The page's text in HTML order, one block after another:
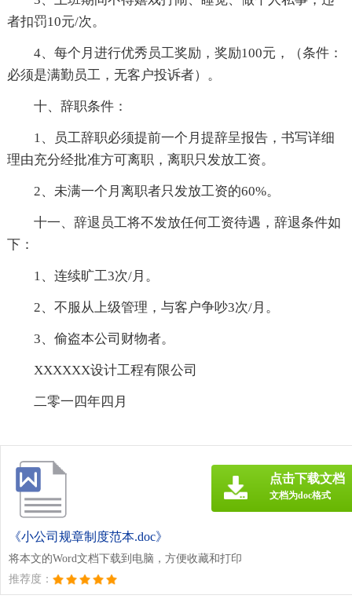
者扣罚10元/次。
4、每个月进行优秀员工奖励，奖励100元，（条件：
必须是满勤员工，无客户投诉者）。
十、辞职条件：
1、员工辞职必须提前一个月提辞呈报告，书写详细
理由充分经批准方可离职，离职只发放工资。
2、未满一个月离职者只发放工资的60%。
十一、辞退员工将不发放任何工资待遇，辞退条件如
下：
1、连续旷工3次/月。
2、不服从上级管理，与客户争吵3次/月。
3、偷盗本公司财物者。
XXXXXX设计工程有限公司
二零一四年四月
《小公司规章制度范本.doc》
将本文的Word文档下载到电脑，方便收藏和打印
推荐度：
点击下载文档
文档为doc格式